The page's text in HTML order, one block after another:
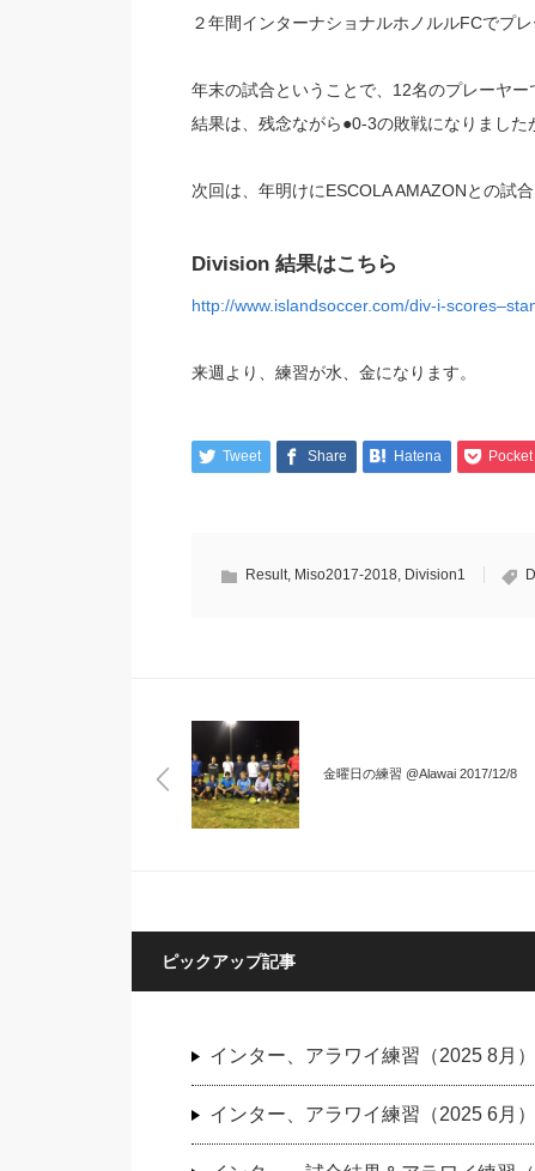
２年間インターナショナルホノルルFCでプ
年末の試合ということで、12名のプレーヤ
結果は、残念ながら●0-3の敗戦になりました
次回は、年明けにESCOLA AMAZONとの試
Division 結果はこちら
http://www.islandsoccer.com/div-i-
来週より、練習が水、金になります。
Tweet Share Hatena Pocket
Result, Miso2017-2018, Division1
金曜日の練習 @Alawai 2017/12/8
ピックアップ記事
インター、アラワイ練習（2025 8月）
インター、アラワイ練習（2025 6月）